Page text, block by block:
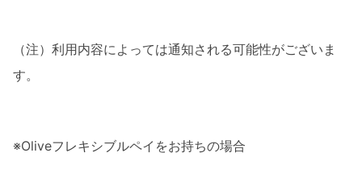
（注）利用内容によっては通知される可能性がございま
す。
※Oliveフレキシブルペイをお持ちの場合